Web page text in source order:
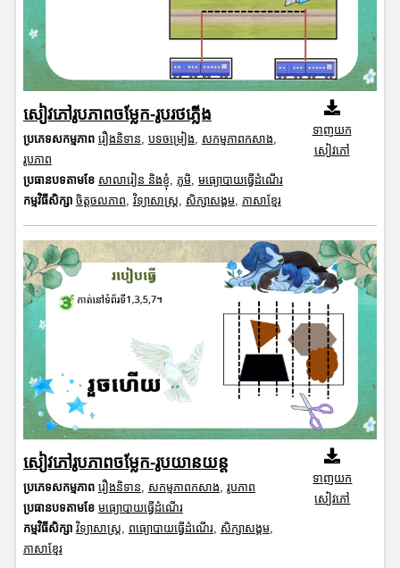
សៀវភៅរូបភាពចម្លែក-រូបរថភ្លើង
ប្រភេទសកម្មភាព រឿងនិទាន បទចម្រៀង សកម្មភាពកសាង
រូបភាព
ប្រធានបទតាមខែ សាលារៀន និងខ្ញុំ ភូមិ, មធ្យោបាយធ្វើដំណើរ
កម្មវិធីសិក្សា ចិត្តចលភាព វិទ្យាសាស្រ្ត សិក្សាសង្គម, ភាសាខ្មែរ
ទាញយក
សៀវភៅ
សៀវភៅរូបភាពចម្លែក-រូបយានយន្ត
ប្រភេទសកម្មភាព រឿងនិទាន សកម្មភាពកសាង រូបភាព
ប្រធានបទតាមខែ មធ្យោបាយធ្វើដំណើរ
កម្មវិធីសិក្សា វិទ្យាសាស្រ្ត ពធ្យោបាយធ្វើដំណើរ, សិក្សាសង្គម,
ភាសាខ្មែរ
ទាញយក
សៀវភៅ